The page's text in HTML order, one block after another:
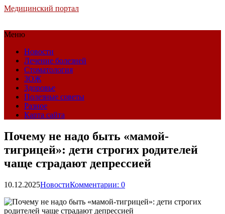
Медицинский портал
Меню
Новости
Лечение болезней
Стоматология
ЗОЖ
Здоровье
Полезные советы
Разное
Карта сайта
Почему не надо быть «мамой-
тигрицей»: дети строгих родителей
чаще страдают депрессией
10.12.2025НовостиКомментарии: 0